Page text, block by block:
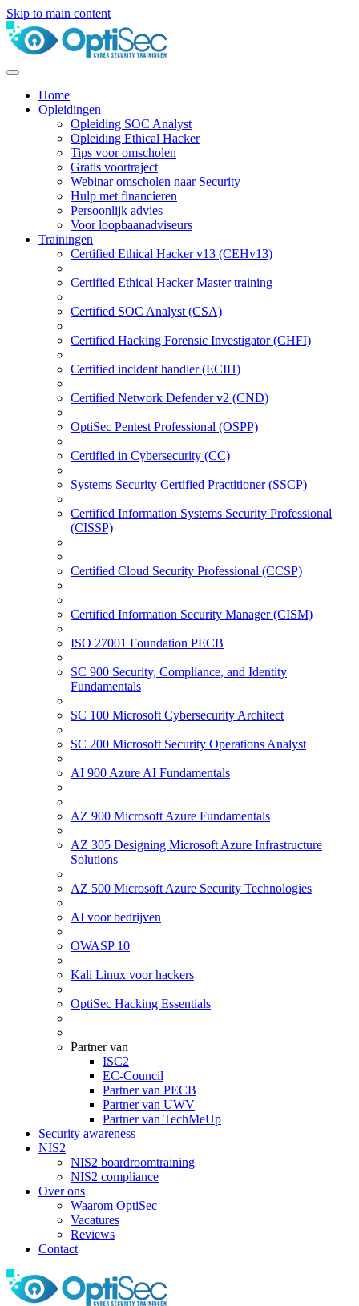
Skip to main content
Home
Opleidingen
Opleiding SOC Analyst
Opleiding Ethical Hacker
Tips voor omscholen
Gratis voortraject
Webinar omscholen naar Security
Hulp met financieren
Persoonlijk advies
Voor loopbaanadviseurs
Trainingen
Certified Ethical Hacker v13 (CEHv13)
Certified Ethical Hacker Master training
Certified SOC Analyst (CSA)
Certified Hacking Forensic Investigator (CHFI)
Certified incident handler (ECIH)
Certified Network Defender v2 (CND)
OptiSec Pentest Professional (OSPP)
Certified in Cybersecurity (CC)
Systems Security Certified Practitioner (SSCP)
Certified Information Systems Security Professional
(CISSP)
Certified Cloud Security Professional (CCSP)
Certified Information Security Manager (CISM)
ISO 27001 Foundation PECB
SC 900 Security, Compliance, and Identity
Fundamentals
SC 100 Microsoft Cybersecurity Architect
SC 200 Microsoft Security Operations Analyst
AI 900 Azure AI Fundamentals
AZ 900 Microsoft Azure Fundamentals
AZ 305 Designing Microsoft Azure Infrastructure
Solutions
AZ 500 Microsoft Azure Security Technologies
AI voor bedrijven
OWASP 10
Kali Linux voor hackers
OptiSec Hacking Essentials
Partner van
ISC2
EC-Council
Partner van PECB
Partner van UWV
Partner van TechMeUp
Security awareness
NIS2
NIS2 boardroomtraining
NIS2 compliance
Over ons
Waarom OptiSec
Vacatures
Reviews
Contact